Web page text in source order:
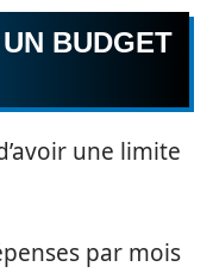
BUDGET
une limite
par mois